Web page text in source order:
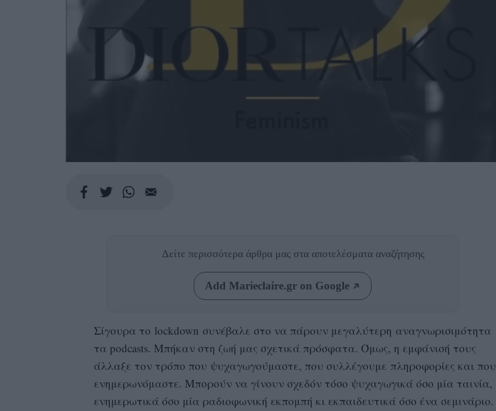
Δείτε περισσότερα άρθρα μας στα αποτελέσματα αναζήτησης
Add Marieclaire.gr on Google
Σίγουρα το lockdown συνέβαλε στο να πάρουν μεγαλύτερη αναγνωρισιμότητα
τα podcasts. Μπήκαν στη ζωή μας σχετικά πρόσφατα. Όμως, η εμφάνισή τους
άλλαξε τον τρόπο που ψυχαγωγούμαστε, που συλλέγουμε πληροφορίες και που
ενημερωνόμαστε. Μπορούν να γίνουν σχεδόν τόσο ψυχαγωγικά όσο μία ταινία,
ενημερωτικά όσο μία ραδιοφωνική εκπομπή κι εκπαιδευτικά όσο ένα σεμινάριο.